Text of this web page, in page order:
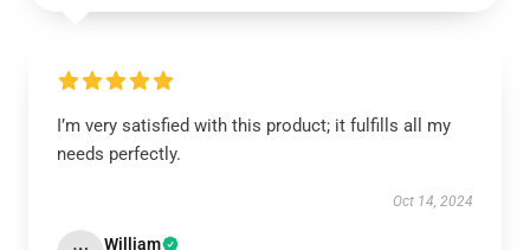
I’m very satisfied with this product; it fulfills all my
needs perfectly.
Oct 14, 2024
William